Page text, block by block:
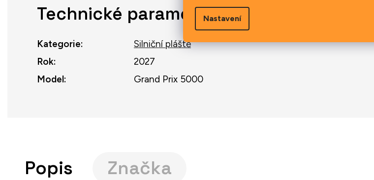
Nastavení
Technické parametry
Kategorie:
Silniční pláště
Rok:
2027
Model: Grand Prix 5000
Popis Značka